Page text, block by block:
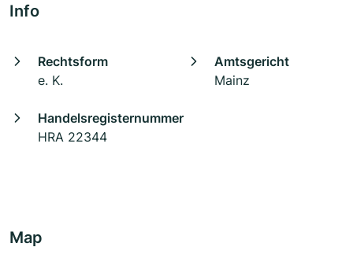
Info
Rechtsform
e. K.
Amtsgericht
Mainz
Handelsregisternummer
HRA 22344
Map